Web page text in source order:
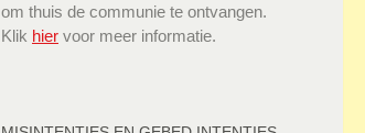
om thuis de communie te ontvangen.
Klik hier voor meer informatie.